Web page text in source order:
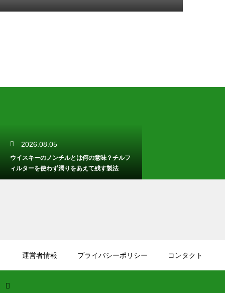
2026.08.05
ウイスキーのノンチルとは何の意味？チルフ
ィルターを使わず濁りをあえて残す製法
焼酎は冬はお湯割りが合う銘柄・タイプは？
芋焼酎など香り立つ本格焼酎で体が温まる
運営者情報 プライバシーポリシー コンタクト